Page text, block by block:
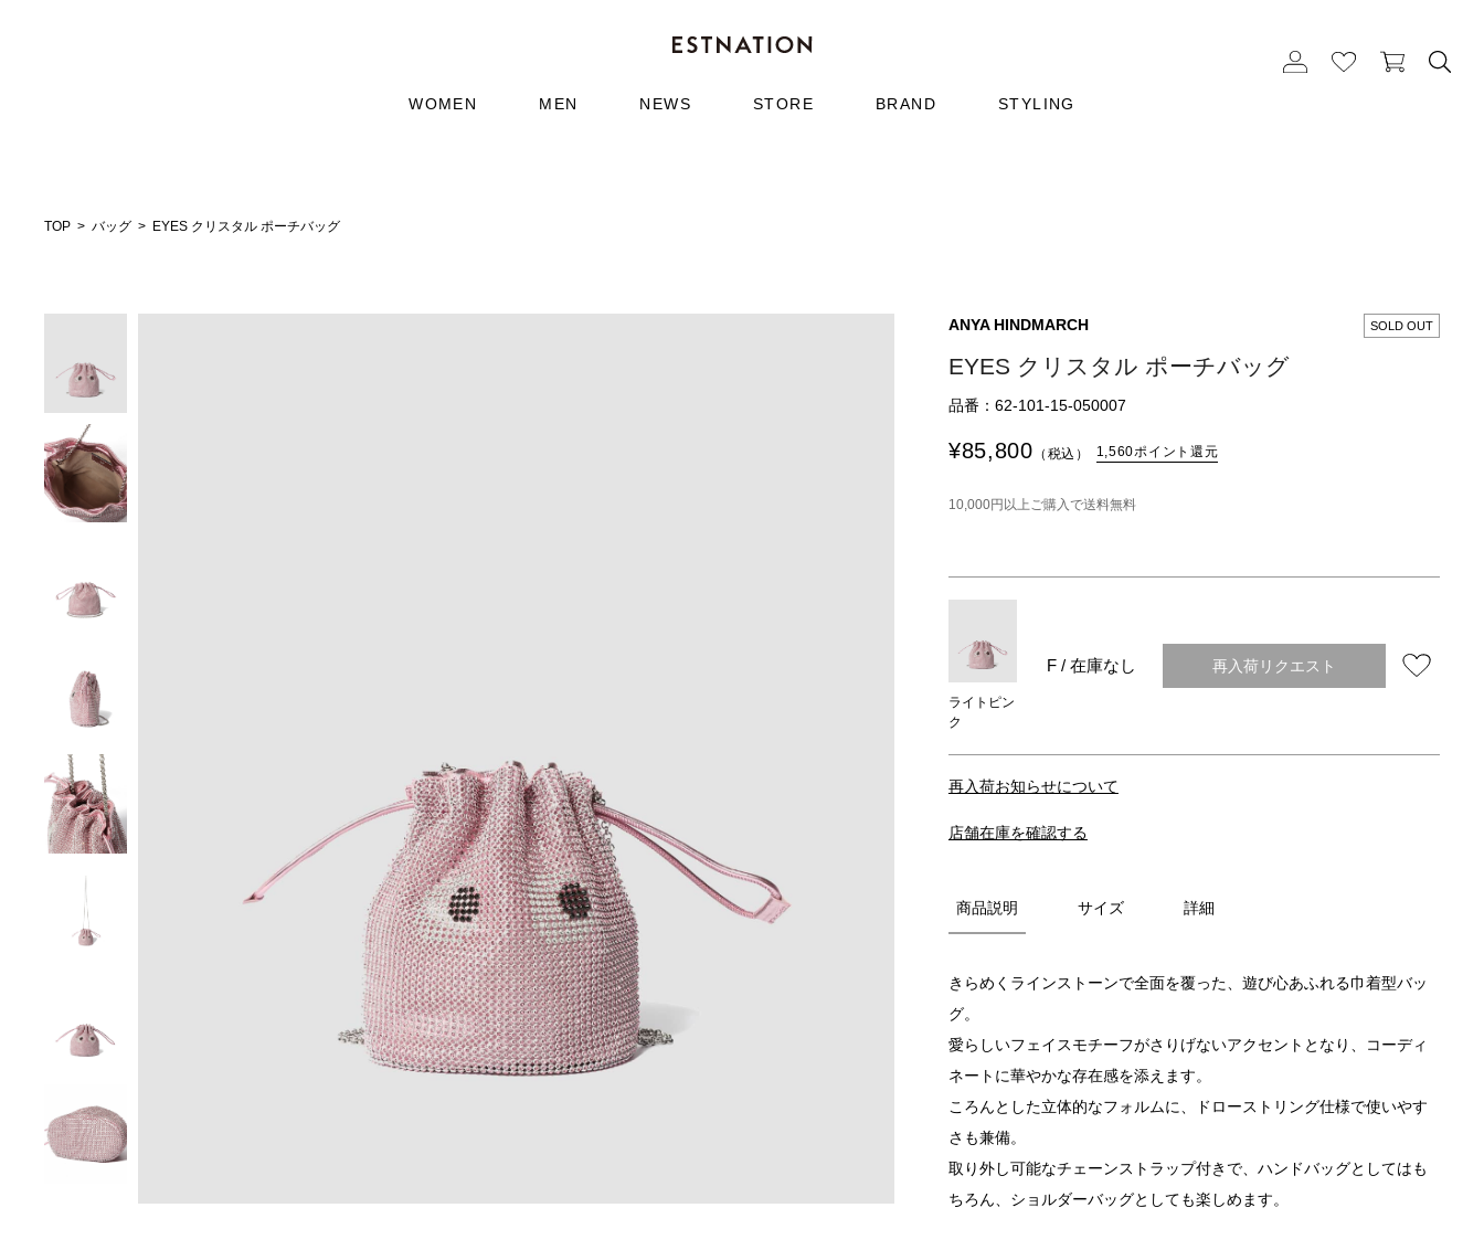
WOMEN MEN NEWS STORE BRAND STYLING
TOP バッグ EYES クリスタル ポーチバッグ
ANYA HINDMARCH SOLD OUT
EYES クリスタル ポーチバッグ
品番：62-101-15-050007
¥85,800 （税込） 1,560ポイント還元
10,000円以上ご購入で送料無料
ライトピン
ク
F / 在庫なし 再入荷リクエスト
再入荷お知らせについて
店舗在庫を確認する
商品説明 サイズ 詳細
きらめくラインストーンで全面を覆った、遊び心あふれる巾着型バッ
グ。
愛らしいフェイスモチーフがさりげないアクセントとなり、コーディ
ネートに華やかな存在感を添えます。
ころんとした立体的なフォルムに、ドローストリング仕様で使いやす
さも兼備。
取り外し可能なチェーンストラップ付きで、ハンドバッグとしてはも
ちろん、ショルダーバッグとしても楽しめます。